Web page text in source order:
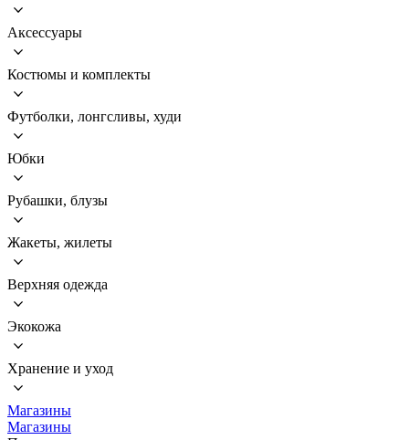
Аксессуары
Костюмы и комплекты
Футболки, лонгсливы, худи
Юбки
Рубашки, блузы
Жакеты, жилеты
Верхняя одежда
Экокожа
Хранение и уход
Магазины
Магазины